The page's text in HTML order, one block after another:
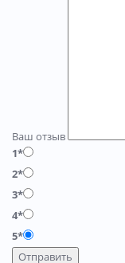
Ваш отзыв
1*
2*
3*
4*
5*
Отправить